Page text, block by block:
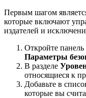
Первым шагом
которые включают
издателей и
Откройте панель
Параметры
В разделе
относящиеся к
Добавьте в
которые вы